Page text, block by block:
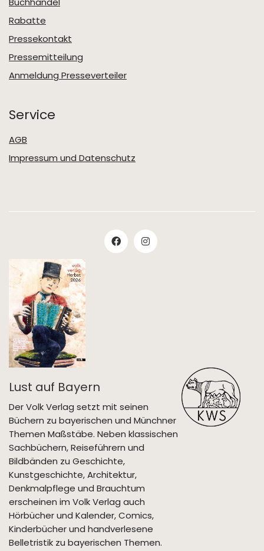
Rabatte
Pressekontakt
Pressemitteilung
Anmeldung Presseverteiler
Service
AGB
Impressum und Datenschutz
Lust auf Bayern
Der Volk Verlag setzt mit seinen
Büchern zu bayerischen und Münchner
Themen Maßstäbe. Neben klassischen
Sachbüchern, Reiseführern und
Bildbänden zu Geschichte,
Kunstgeschichte, Architektur,
Denkmalpflege und Brauchtum
erscheinen im Volk Verlag auch
Hörbücher und Kalender, Comics,
Kinderbücher und handverlesene
Belletristik zu bayerischen Themen.